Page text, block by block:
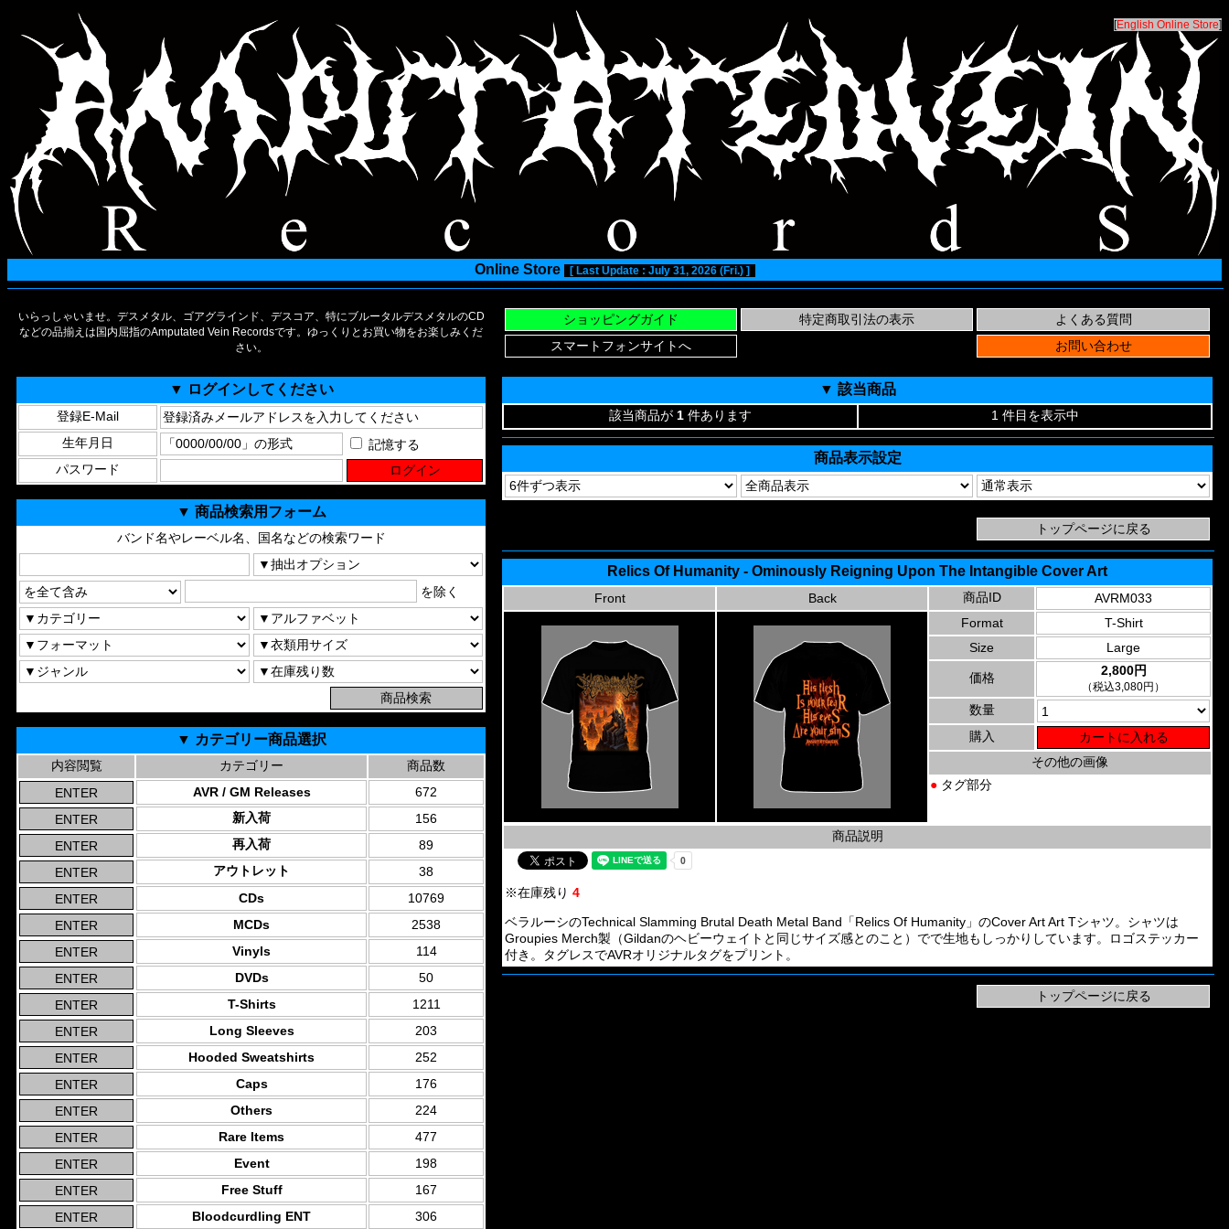
[English Online Store]
Online Store [ Last Update : July 31, 2026 (Fri.) ]
いらっしゃいませ。デスメタル、ゴアグラインド、デスコア、特にブルータルデスメタルのCD
などの品揃えは国内屈指のAmputated Vein Recordsです。ゆっくりとお買い物をお楽しみくだ
さい。
▼ ログインしてください
登録E-Mail
生年月日
記憶する
パスワード
▼ 商品検索用フォーム
バンド名やレーベル名、国名などの検索ワード
を除く
▼ カテゴリー商品選択
内容閲覧 カテゴリー
商品数
AVR / GM Releases
672
新入荷
156
再入荷
89
アウトレット
38
CDs
10769
MCDs
2538
Vinyls
114
DVDs
50
T-Shirts
1211
Long Sleeves
203
Hooded Sweatshirts
252
Caps
176
Others
224
Rare Items
477
Event
198
Free Stuff
167
Bloodcurdling ENT
306
▼ 該当商品
該当商品が 1 件あります 1 件目を表示中
商品表示設定
Relics Of Humanity - Ominously Reigning Upon The Intangible Cover Art
Front Back 商品ID
AVRM033
Format
T-Shirt
Size
Large
価格 2,800円
（税込3,080円）
数量
購入
その他の画像
● タグ部分
商品説明
※在庫残り 4
ベラルーシのTechnical Slamming Brutal Death Metal Band「Relics Of Humanity」のCover Art Art Tシャツ。シャツは
Groupies Merch製（Gildanのヘビーウェイトと同じサイズ感とのこと）でで生地もしっかりしています。ロゴステッカー
付き。タグレスでAVRオリジナルタグをプリント。